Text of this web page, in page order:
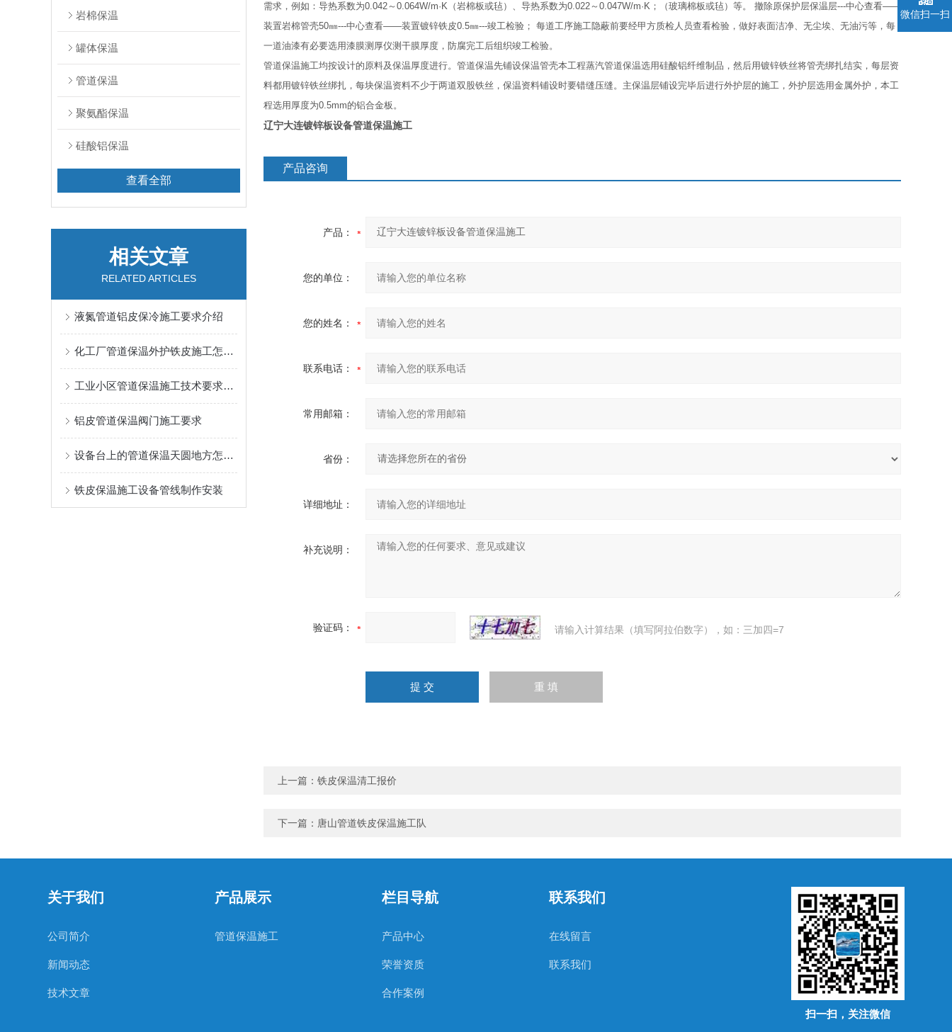
需求，例如：导热系数为0.042～0.064W/m·K（岩棉板或毡）、导热系数为0.022～0.047W/m·K；（玻璃棉板或毡）等。 撤除原保护层保温层---中心查看――
装置岩棉管壳50㎜---中心查看――装置镀锌铁皮0.5㎜---竣工检验； 每道工序施工隐蔽前要经甲方质检人员查看检验，做好表面洁净、无尘埃、无油污等，每
一道油漆有必要选用漆膜测厚仪测干膜厚度，防腐完工后组织竣工检验。
管道保温施工均按设计的原料及保温厚度进行。管道保温先铺设保温管壳本工程蒸汽管道保温选用硅酸铝纤维制品，然后用镀锌铁丝将管壳绑扎结实，每层资
料都用镀锌铁丝绑扎，每块保温资料不少于两道双股铁丝，保温资料铺设时要错缝压缝。主保温层铺设完毕后进行外护层的施工，外护层选用金属外护，本工
程选用厚度为0.5mm的铝合金板。
辽宁大连镀锌板设备管道保温施工
产品咨询
产品：
您的单位：
您的姓名：
联系电话：
常用邮箱：
省份：
详细地址：
补充说明：
验证码： 请输入计算结果（填写阿拉伯数字），如：三加四=7
上一篇： 铁皮保温清工报价
下一篇： 唐山管道铁皮保温施工队
岩棉保温
罐体保温
管道保温
聚氨酯保温
硅酸铝保温
查看全部
相关文章
RELATED ARTICLES
液氮管道铝皮保冷施工要求介绍
化工厂管道保温外护铁皮施工怎么做？
工业小区管道保温施工技术要求介绍
铝皮管道保温阀门施工要求
设备台上的管道保温天圆地方怎么做
铁皮保温施工设备管线制作安装
关于我们
公司简介
新闻动态
技术文章
产品展示
管道保温施工
栏目导航
产品中心
荣誉资质
合作案例
联系我们
在线留言
联系我们
扫一扫，关注微信
微信扫一扫